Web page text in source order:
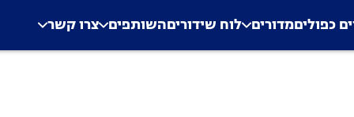
Application error: a
. כפוליםמדורים לוח שידוריםהשותפים צרו קשר